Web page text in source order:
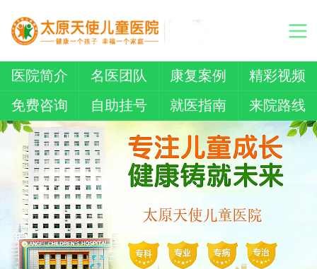
医院简介 名医团队 康复案例
精彩视频
免费咨询
自助挂号 就医指南 来院路线